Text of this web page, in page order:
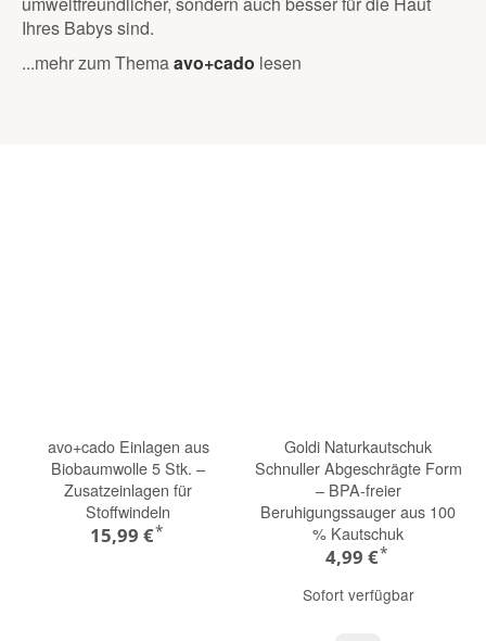
Ihres Babys sind.
...mehr zum Themaavo+cado lesen
avo+cado Einlagen aus
Biobaumwolle 5 Stk. –
Zusatzeinlagen für
Stoffwindeln
15,99 €*
Goldi Naturkautschuk
Schnuller Abgeschrägte Form
– BPA-freier
Beruhigungssauger aus 100
% Kautschuk
4,99 €*
Sofort verfügbar